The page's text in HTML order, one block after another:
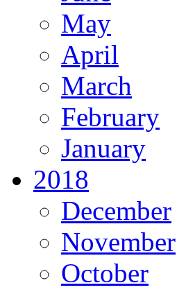
May
April
March
February
January
2018
December
November
October